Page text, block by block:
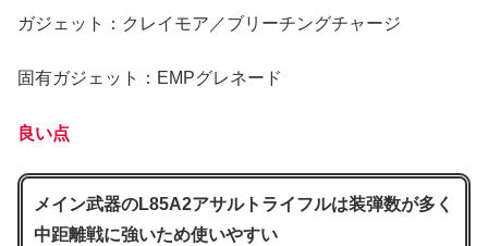
ガジェット：クレイモア／ブリーチングチャージ
固有ガジェット：EMPグレネード
良い点
メイン武器のL85A2アサルトライフルは装弾数が多く
中距離戦に強いため使いやすい